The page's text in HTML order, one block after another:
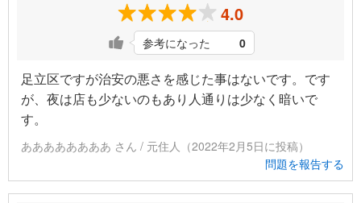
4.0
参考になった 0
足立区ですが治安の悪さを感じた事はないです。です
が、夜は店も少ないのもあり人通りは少なく暗いで
す。
ああああああああ さん / 元住人（2022年2月5日に投稿）
問題を報告する